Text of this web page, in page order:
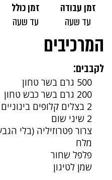
זמן עבודה
עד שעה
זמן כולל
עד שעה
המרכיבים
לקבבים:
500 גרם בשר טחון
200 גרם בשר כבש טחון
2 בצלים קלופים בינוניים
2 שיני שום
צרור פטרוזיליה (בלי
מלח
פלפל שחור
שמן לטיגון